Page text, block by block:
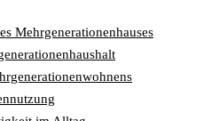
Mehrgenerationenhauses